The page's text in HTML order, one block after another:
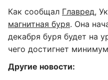
Как сообщал Главред,
магнитная буря. Она
декабря буря будет на
чего достигнет
Другие новости: